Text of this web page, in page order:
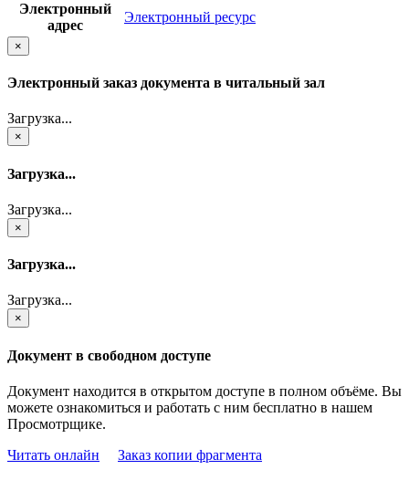
Электронный
адрес
Электронный ресурс
×
Электронный заказ документа в читальный зал
Загрузка...
×
Загрузка...
Загрузка...
×
Загрузка...
Загрузка...
×
Документ в свободном доступе
Документ находится в открытом доступе в полном объёме. Вы
можете ознакомиться и работать с ним бесплатно в нашем
Просмотрщике.
Читать онлайн
Заказ копии фрагмента